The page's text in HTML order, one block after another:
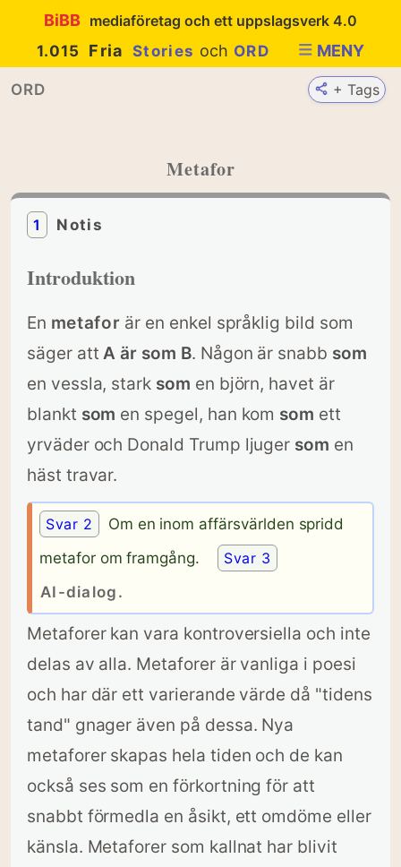
BiBB mediaföretag och ett uppslagsverk 4.0
1.015
FriaStories och ORD MENY
ORD + Tags
Metafor
1 Notis
Introduktion
En metafor är en enkel språklig bild som
säger attA är som B. Någon är snabb som
en vessla, stark som en björn, havet är
blankt som en spegel, han kom som ett
yrväder och Donald Trump ljuger som en
häst travar.
Svar 2
Om en inom affärsvärlden spridd
metafor om framgång.
Svar 3
AI-dialog.
Metaforer kan vara kontroversiella och inte
delas av alla. Metaforer är vanliga i poesi
och har där ett varierande värde då "tidens
tand" gnager även på dessa. Nya
metaforer skapas hela tiden och de kan
också ses som en förkortning för att
snabbt förmedla en åsikt, ett omdöme eller
känsla. Metaforer som kallnat har blivit